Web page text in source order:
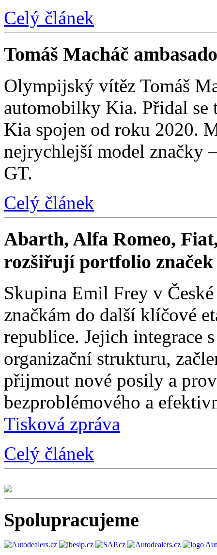
Celý článek
Tomáš Macháč
Olympijský vítěz Tomáš
automobilky Kia. Přidal se
Kia spojen od roku 2020.
nejrychlejší model značky
GT.
Celý článek
Abarth, Alfa Romeo,
rozšiřují portfolio
Skupina Emil Frey v
značkám do další klíčové
republice. Jejich integrace
organizační strukturu,
přijmout nové posily a
bezproblémového a
Tisková zpráva
Celý článek
Spolupracujeme